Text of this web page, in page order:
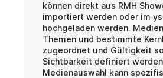
können direkt aus RMH
importiert werden oder im
hochgeladen werden.
Themen und bestimmte
zugeordnet und Gültigkeit
Sichtbarkeit definiert
Medienauswahl kann